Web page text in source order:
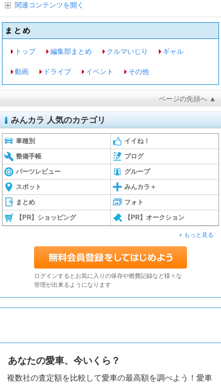
関連コンテンツを開く
まとめ
トップ 編集部まとめ クルマいじり ギャル
動画 ドライブ イベント その他
ページの先頭へ ▲
みんカラ 人気のカテゴリ
車種別 イイね！
整備手帳 ブログ
パーツレビュー グループ
スポット みんカラ＋
まとめ フォト
【PR】ショッピング 【PR】オークション
もっと見る
ログインするとお気に入りの保存や燃費記録など様々な
管理が出来るようになります
あなたの愛車、今いくら？
複数社の査定額を比較して愛車の最高額を調べよう！愛車